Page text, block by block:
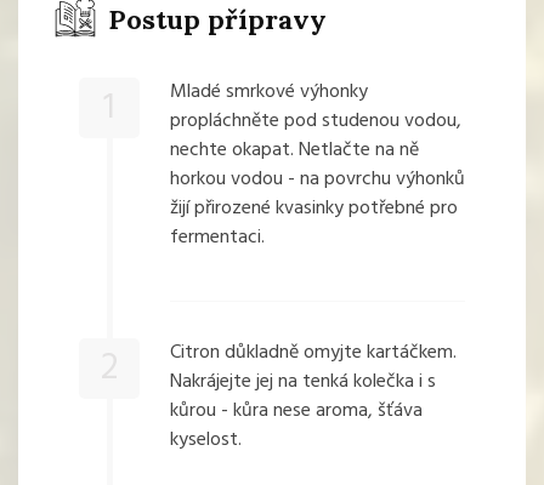
Postup přípravy
Mladé smrkové výhonky
propláchněte pod studenou vodou,
nechte okapat. Netlačte na ně
horkou vodou - na povrchu výhonků
žijí přirozené kvasinky potřebné pro
fermentaci.
Citron důkladně omyjte kartáčkem.
Nakrájejte jej na tenká kolečka i s
kůrou - kůra nese aroma, šťáva
kyselost.